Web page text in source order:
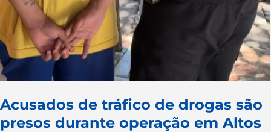
Acusados de tráfico de drogas são
presos durante operação em Altos